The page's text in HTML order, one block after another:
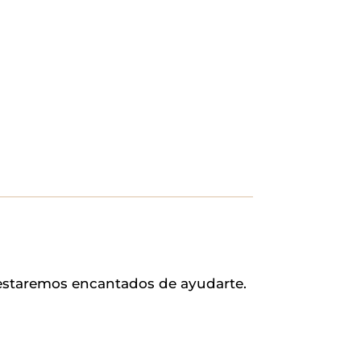
encantados de ayudarte.